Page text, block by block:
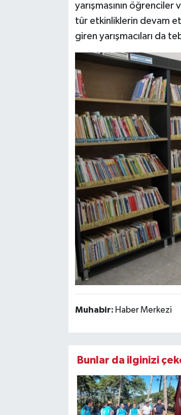
yarışmasının
tür etkinliklerin devam
giren yarışmacıları da
Muhabir: Haber Merkezi
Bunlar da ilginizi